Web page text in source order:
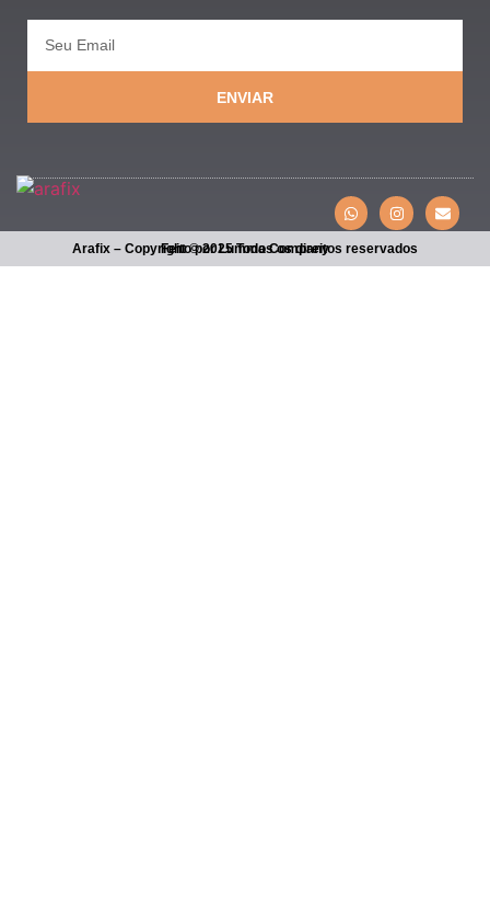
ENVIAR
Arafix – Copyright © 2025 Todos os direitos reservados
Feito por Lumma Company